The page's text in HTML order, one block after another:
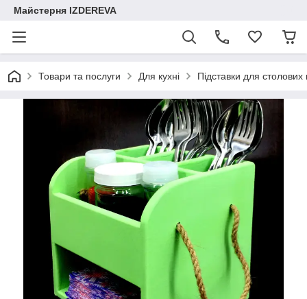
Майстерня IZDEREVA
Товари та послуги Для кухні Підставки для столових